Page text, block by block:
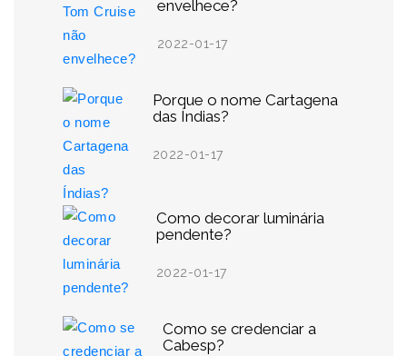
envelhece?
2022-01-17
Porque o nome Cartagena
das Índias?
2022-01-17
Como decorar luminária
pendente?
2022-01-17
Como se credenciar a
Cabesp?